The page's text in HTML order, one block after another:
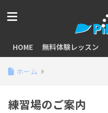
HOME 無料体験レッスン
ホーム
練習場のご案内